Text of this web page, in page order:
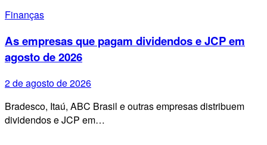
Finanças
As empresas que pagam dividendos e JCP em
agosto de 2026
2 de agosto de 2026
Bradesco, Itaú, ABC Brasil e outras empresas distribuem
dividendos e JCP em…